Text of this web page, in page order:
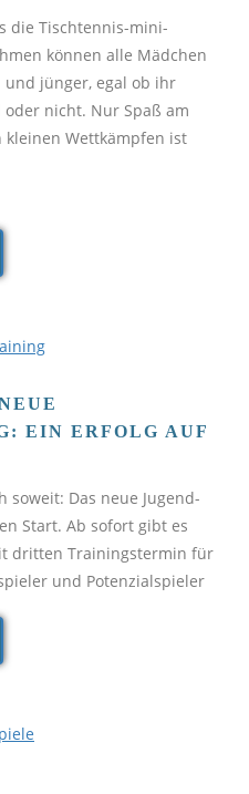
die Tischtennis-mini-
können alle Mädchen
und jünger, egal ob ihr
nicht. Nur Spaß am
Wettkämpfen ist
EIN ERFOLG AUF
soweit: Das neue Jugend-
Start. Ab sofort gibt es
dritten Trainingstermin für
und Potenzialspieler